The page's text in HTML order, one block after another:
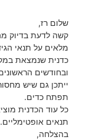
שלום רז,
קשה לדעת בדיוק
מלאים על תנאי
כדנית שנמצאת
ובחודשים
ייתכן גם שיש
תפתח כדים.
כל עוד הכדנית
תנאים אופטימליים.
בהצלחה,